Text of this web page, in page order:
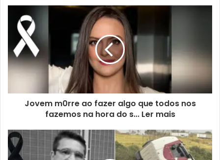
Jovem m0rre ao fazer algo que todos nos
fazemos na hora do s... Ler mais